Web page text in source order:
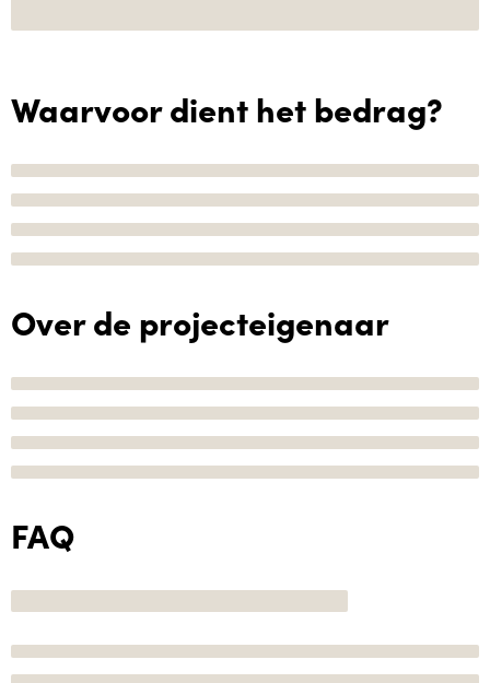
Waarvoor dient het bedrag?
Over de projecteigenaar
FAQ